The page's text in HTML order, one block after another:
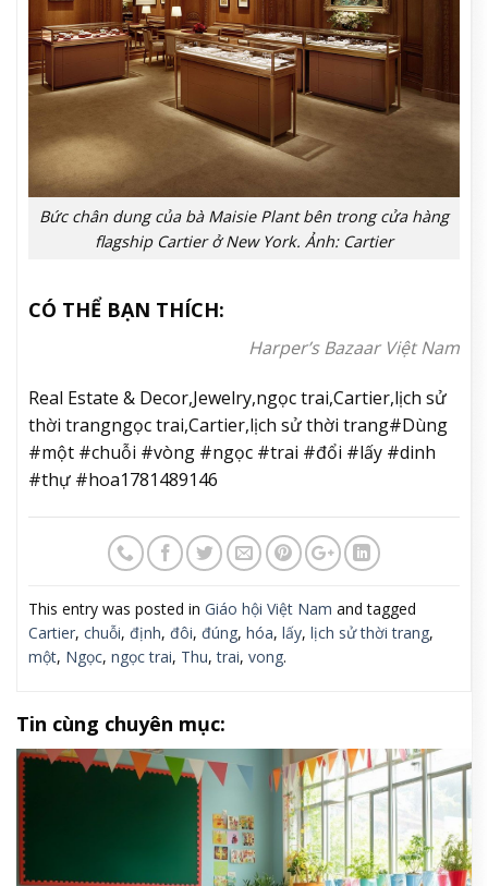
Bức chân dung của bà Maisie Plant bên trong cửa hàng
flagship Cartier ở New York. Ảnh: Cartier
CÓ THỂ BẠN THÍCH:
Harper’s Bazaar Việt Nam
Real Estate & Decor,Jewelry,ngọc trai,Cartier,lịch sử
thời trangngọc trai,Cartier,lịch sử thời trang#Dùng
#một #chuỗi #vòng #ngọc #trai #đổi #lấy #dinh
#thự #hoa1781489146
This entry was posted in Giáo hội Việt Nam and tagged
Cartier, chuỗi, định, đôi, đúng, hóa, lấy, lịch sử thời trang,
một, Ngọc, ngọc trai, Thu,trai, vong.
Tin cùng chuyên mục: